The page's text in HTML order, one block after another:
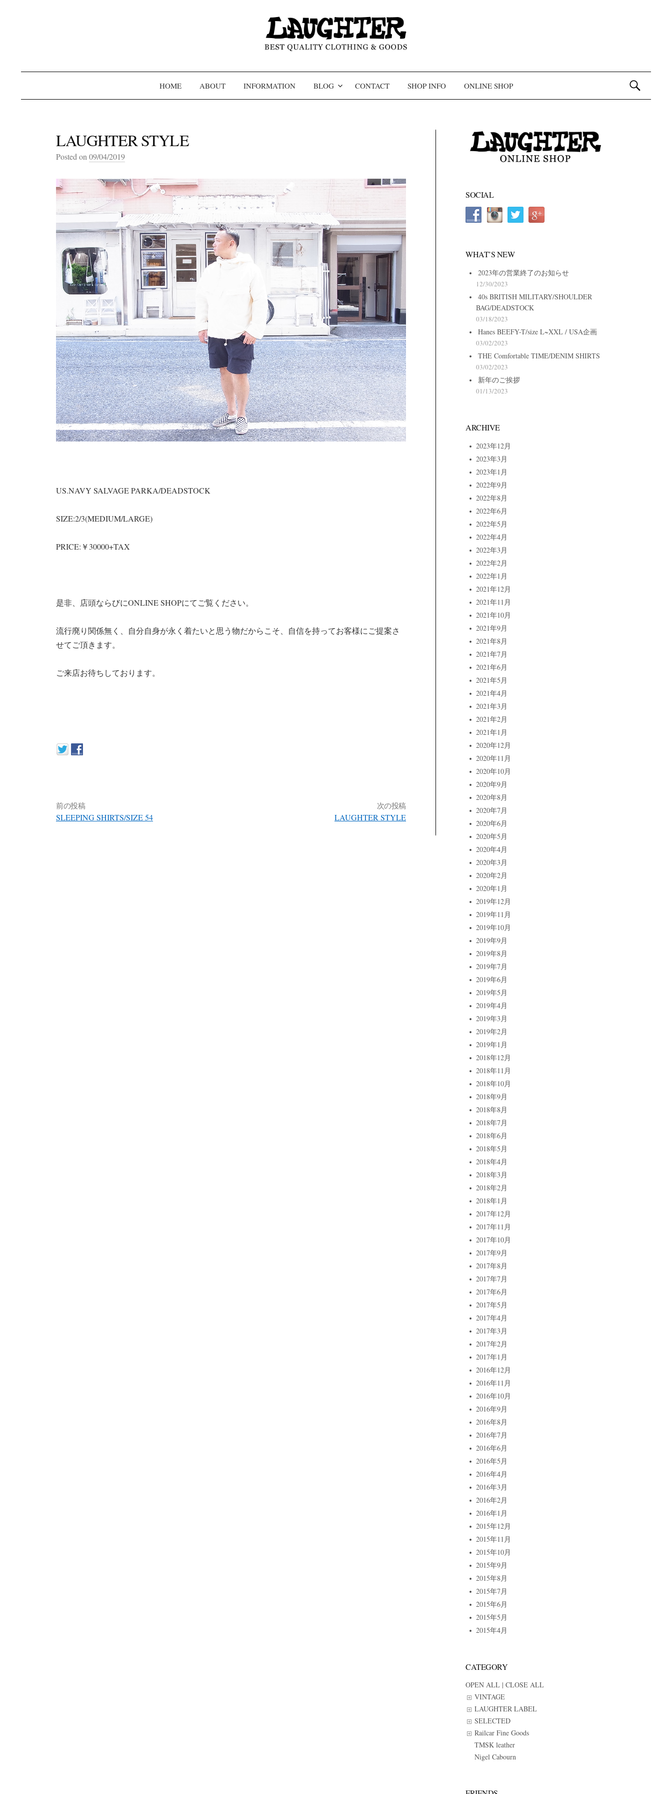
コンテンツへスキップ
HOME ABOUT INFORMATION BLOG CONTACT SHOP INFO ONLINE SHOP 検索:
LAUGHTER STYLE
Posted on 09/04/2019
US.NAVY SALVAGE PARKA/DEADSTOCK
SIZE:2/3(MEDIUM/LARGE)
PRICE:￥30000+TAX
是非、店頭ならびにONLINE SHOPにてご覧ください。
流行廃り関係無く、自分自身が永く着たいと思う物だからこそ、自信を持ってお客様にご提案さ
せてご頂きます。
ご来店お待ちしております。
前の投稿
SLEEPING SHIRTS/SIZE 54
次の投稿
LAUGHTER STYLE
SOCIAL
WHAT’S NEW
2023年の営業終了のお知らせ
12/30/2023
40s BRITISH MILITARY/SHOULDER
BAG/DEADSTOCK
03/18/2023
Hanes BEEFY-T/size L~XXL / USA企画
03/02/2023
THE Comfortable TIME/DENIM SHIRTS
03/02/2023
新年のご挨拶
01/13/2023
ARCHIVE
2023年12月
2023年3月
2023年1月
2022年9月
2022年8月
2022年6月
2022年5月
2022年4月
2022年3月
2022年2月
2022年1月
2021年12月
2021年11月
2021年10月
2021年9月
2021年8月
2021年7月
2021年6月
2021年5月
2021年4月
2021年3月
2021年2月
2021年1月
2020年12月
2020年11月
2020年10月
2020年9月
2020年8月
2020年7月
2020年6月
2020年5月
2020年4月
2020年3月
2020年2月
2020年1月
2019年12月
2019年11月
2019年10月
2019年9月
2019年8月
2019年7月
2019年6月
2019年5月
2019年4月
2019年3月
2019年2月
2019年1月
2018年12月
2018年11月
2018年10月
2018年9月
2018年8月
2018年7月
2018年6月
2018年5月
2018年4月
2018年3月
2018年2月
2018年1月
2017年12月
2017年11月
2017年10月
2017年9月
2017年8月
2017年7月
2017年6月
2017年5月
2017年4月
2017年3月
2017年2月
2017年1月
2016年12月
2016年11月
2016年10月
2016年9月
2016年8月
2016年7月
2016年6月
2016年5月
2016年4月
2016年3月
2016年2月
2016年1月
2015年12月
2015年11月
2015年10月
2015年9月
2015年8月
2015年7月
2015年6月
2015年5月
2015年4月
CATEGORY
OPEN ALL | CLOSE ALL
VINTAGE
LAUGHTER LABEL
SELECTED
Railcar Fine Goods
TMSK leather
Nigel Cabourn